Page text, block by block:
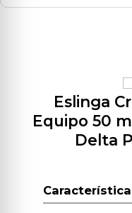
Eslinga
Equipo 50
Delta